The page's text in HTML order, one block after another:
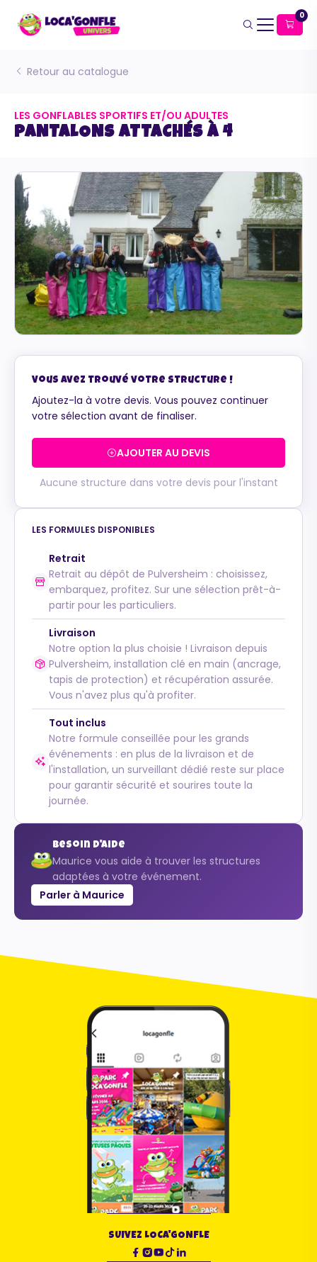
0
Retour au catalogue
LES GONFLABLES SPORTIFS ET/OU ADULTES
PANTALONS ATTACHÉS À 4
Vous avez trouvé votre structure !
Ajoutez-la à votre devis. Vous pouvez continuer
votre sélection avant de finaliser.
AJOUTER AU DEVIS
Aucune structure dans votre devis pour l'instant
LES FORMULES DISPONIBLES
Retrait
Retrait au dépôt de Pulversheim : choisissez,
embarquez, profitez. Sur une sélection prêt-à-
partir pour les particuliers.
Livraison
Notre option la plus choisie ! Livraison depuis
Pulversheim, installation clé en main (ancrage,
tapis de protection) et récupération assurée.
Vous n'avez plus qu'à profiter.
Tout inclus
Notre formule conseillée pour les grands
événements : en plus de la livraison et de
l'installation, un surveillant dédié reste sur place
pour garantir sécurité et sourires toute la
journée.
Besoin d'aide
Maurice vous aide à trouver les structures
adaptées à votre événement.
Parler à Maurice
SUIVEZ LOCA'GONFLE
Maurice
Configurateur IA · En ligne